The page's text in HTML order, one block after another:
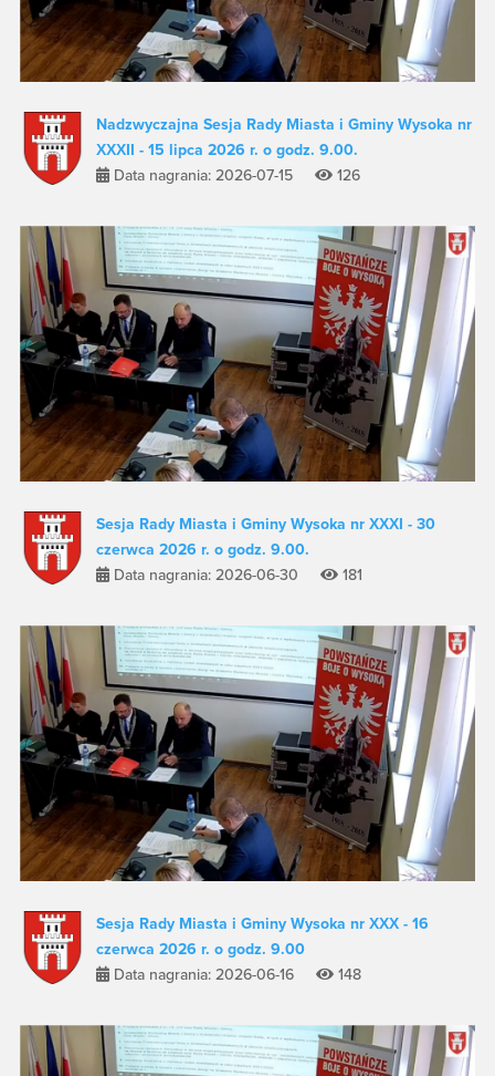
Nadzwyczajna Sesja Rady Miasta i Gminy Wysoka nr
XXXII - 15 lipca 2026 r. o godz. 9.00.
Data nagrania: 2026-07-15
126
Sesja Rady Miasta i Gminy Wysoka nr XXXI - 30
czerwca 2026 r. o godz. 9.00.
Data nagrania: 2026-06-30
181
Sesja Rady Miasta i Gminy Wysoka nr XXX - 16
czerwca 2026 r. o godz. 9.00
Data nagrania: 2026-06-16
148